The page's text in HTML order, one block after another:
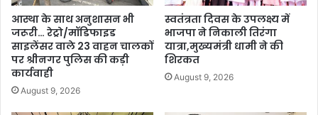
आस्था के साथ अनुशासन भी
जरूरी… रेट्रो/मॉडिफाइड
साइलेंसर वाले 23 वाहन चालकों
पर श्रीनगर पुलिस की कड़ी
कार्यवाही
August 9, 2026
स्वतंत्रता दिवस के उपलक्ष्य में
भाजपा ने निकाली तिरंगा
यात्रा,मुख्यमंत्री धामी ने की
शिरकत
August 9, 2026